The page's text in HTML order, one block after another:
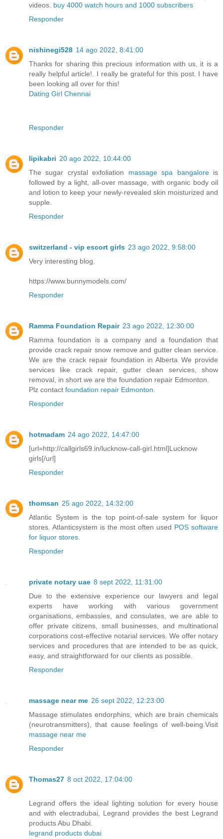
videos. buy 4000 watch hours and 1000 subscribers
Responder
nishinegi528 14 ago 2022, 8:41:00
Thanks for sharing this precious information with us, it is a
really helpful article!. I really be grateful for this post. I have
been looking all over for this!
Dating Girl Chennai
Responder
lipikabri 20 ago 2022, 10:44:00
The sugar crystal exfoliation massage spa bangaloreis
followed by a light, all-over massage, with organic body oil
and lotion to keep your newly-revealed skin moisturized and
supple.
Responder
switzerland - vip escort girls 23 ago 2022, 9:58:00
Very interesting blog.
https://www.bunnymodels.com/
Responder
Ramma Foundation Repair 23 ago 2022, 12:30:00
Ramma foundation is a company and a foundation that
provide crack repair snow remove and gutter clean service.
We are the crack repair foundation in Alberta We provide
services like crack repair, gutter clean services, show
removal, in short we are the foundation repair Edmonton.
Plz contact foundation repair Edmonton
Responder
hotmadam 24 ago 2022, 14:47:00
[url=http://callgirls69.in/lucknow-call-girl.html]Lucknow
girls[/url]
Responder
thomsan 25 ago 2022, 14:32:00
Atlantic System is the top point-of-sale system for liquor
stores. Atlanticsystem is the most often used POS software
for liquor stores
Responder
private notary uae 8 sept 2022, 11:31:00
Due to the extensive experience our lawyers and legal
experts have working with various government
organisations, embassies, and consulates, we are able to
offer private citizens, small businesses, and multinational
corporations cost-effective notarial services. We offer notary
services and procedures that are intended to be as quick,
easy, and straightforward for our clients as possible.
Responder
massage near me 26 sept 2022, 12:23:00
Massage stimulates endorphins, which are brain chemicals
(neurotransmitters), that cause feelings of well-being.Visit
massage near me
Responder
Thomas27 8 oct 2022, 17:04:00
Legrand offers the ideal lighting solution for every house
and with electradubai, Legrand provides the best Legrand
products Abu Dhabi.
legrand products dubai